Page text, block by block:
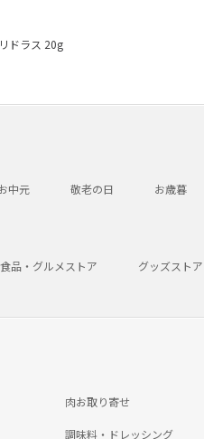
ドラス 20g
中元 敬老の日 お歳暮
食品・グルメストア グッズストア
肉お取り寄せ
調味料・ドレッシング